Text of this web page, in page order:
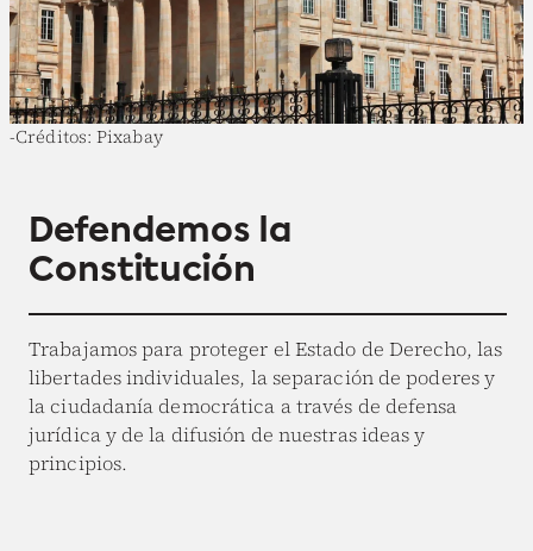
-Créditos: Pixabay
Defendemos la
Constitución
Trabajamos para proteger el Estado de Derecho, las
libertades individuales, la separación de poderes y
la ciudadanía democrática a través de defensa
jurídica y de la difusión de nuestras ideas y
principios.